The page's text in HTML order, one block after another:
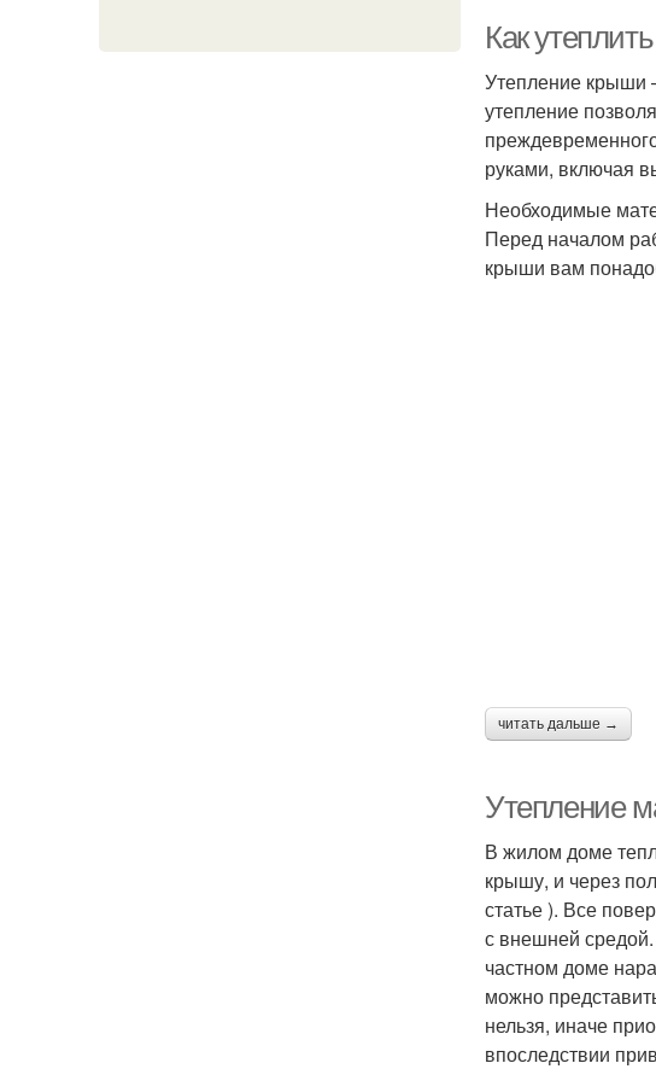
Как
Утепление крыши
утепление
руками, включая
Необходимые
Перед началом
крыши вам
читать дальше →
Утепление
В жилом доме
крышу, и через
статье ). Все
с внешней средой.
частном доме
можно
нельзя, иначе
впоследствии